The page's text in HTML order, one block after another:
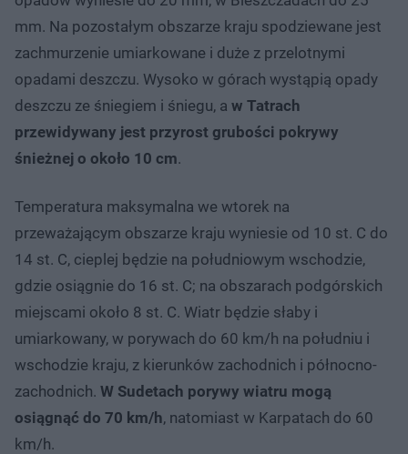
mm. Na pozostałym obszarze kraju spodziewane jest
zachmurzenie umiarkowane i duże z przelotnymi
opadami deszczu. Wysoko w górach wystąpią opady
deszczu ze śniegiem i śniegu, a w Tatrach
przewidywany jest przyrost grubości pokrywy
śnieżnej o około 10 cm.
Temperatura maksymalna we wtorek na
przeważającym obszarze kraju wyniesie od 10 st. C do
14 st. C, cieplej będzie na południowym wschodzie,
gdzie osiągnie do 16 st. C; na obszarach podgórskich
miejscami około 8 st. C. Wiatr będzie słaby i
umiarkowany, w porywach do 60 km/h na południu i
wschodzie kraju, z kierunków zachodnich i północno-
zachodnich. W Sudetach porywy wiatru mogą
osiągnąć do 70 km/h, natomiast w Karpatach do 60
km/h.